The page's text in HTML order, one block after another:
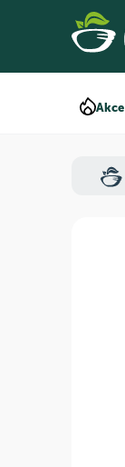
Akce